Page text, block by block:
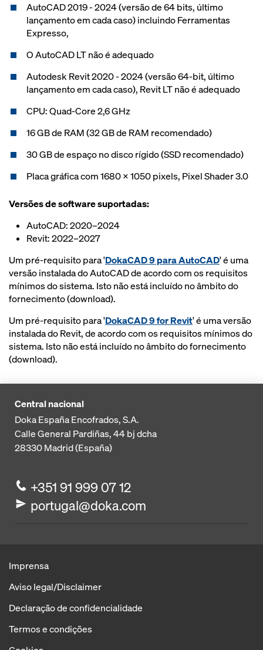
AutoCAD 2019 - 2024 (versão de 64 bits, último
lançamento em cada caso) incluindo Ferramentas
Expresso,
O AutoCAD LT não é adequado
Autodesk Revit 2020 - 2024 (versão 64-bit, último
lançamento em cada caso), Revit LT não é adequado
CPU: Quad-Core 2,6 GHz
16 GB de RAM (32 GB de RAM recomendado)
30 GB de espaço no disco rígido (SSD recomendado)
Placa gráfica com 1680 x 1050 pixels, Pixel Shader 3.0
Versões de software suportadas:
AutoCAD: 2020–2024
Revit: 2022–2027
Um pré-requisito para 'DokaCAD 9 para AutoCAD' é uma
versão instalada do AutoCAD de acordo com os requisitos
mínimos do sistema. Isto não está incluído no âmbito do
fornecimento (download).
Um pré-requisito para 'DokaCAD 9 for Revit' é uma versão
instalada do Revit, de acordo com os requisitos mínimos do
sistema. Isto não está incluído no âmbito do fornecimento
(download).
Central nacional
Doka España Encofrados, S.A.
Calle General Pardiñas, 44 bj dcha
28330Madrid (España)
+351 91 999 07 12
portugal@doka.com
Imprensa
Aviso legal/Disclaimer
Declaração de confidencialidade
Termos e condições